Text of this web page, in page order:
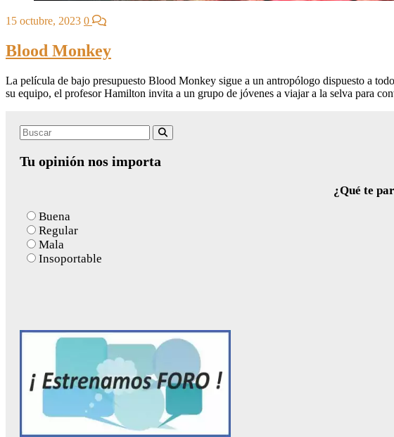
15 octubre, 2023 0
Blood Monkey
La película de bajo presupuesto Blood Monkey sigue a un antropólogo dispuesto a
su equipo, el profesor Hamilton invita a un grupo de jóvenes a viajar a la selva para
Search
Tu opinión nos importa
¿Qué te
Buena
Regular
Mala
Insoportable